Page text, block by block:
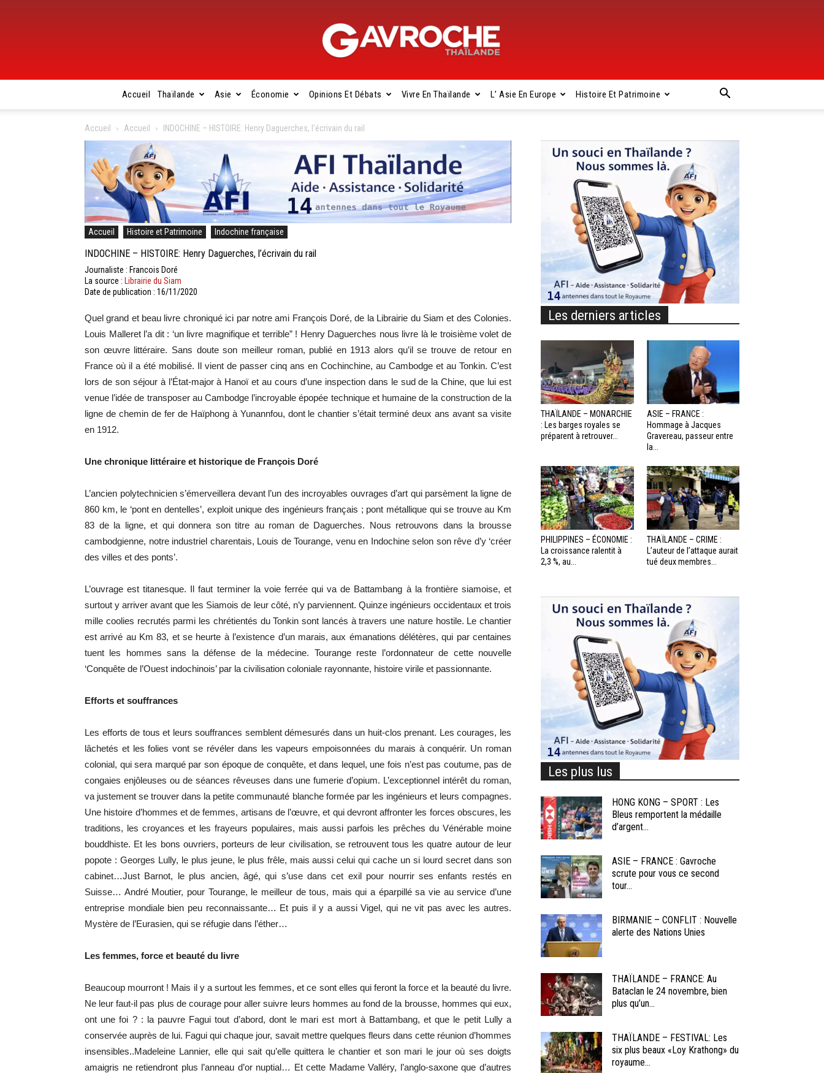
Gavroche
Thaïlande
Accueil Thaïlande Asie Économie Opinions Et Débats Vivre En Thaïlande L’ Asie En Europe Histoire Et Patrimoine
Accueil Accueil INDOCHINE – HISTOIRE: Henry Daguerches, l’écrivain du rail
Accueil Histoire et Patrimoine Indochine française
INDOCHINE – HISTOIRE: Henry Daguerches, l’écrivain du rail
Journaliste : Francois Doré
La source :
Librairie du Siam
Date de publication : 16/11/2020
Quel grand et beau livre chroniqué ici par notre ami François Doré, de la Librairie du Siam et des Colonies.
Louis Malleret l’a dit : ‘un livre magnifique et terrible” ! Henry Daguerches nous livre là le troisième volet de
son œuvre littéraire. Sans doute son meilleur roman, publié en 1913 alors qu’il se trouve de retour en
France où il a été mobilisé. Il vient de passer cinq ans en Cochinchine, au Cambodge et au Tonkin. C’est
lors de son séjour à l’État-major à Hanoï et au cours d’une inspection dans le sud de la Chine, que lui est
venue l’idée de transposer au Cambodge l’incroyable épopée technique et humaine de la construction de la
ligne de chemin de fer de Haïphong à Yunannfou, dont le chantier s’était terminé deux ans avant sa visite
en 1912.
Une chronique littéraire et historique de François Doré
L’ancien polytechnicien s’émerveillera devant l’un des incroyables ouvrages d’art qui parsèment la ligne de
860 km, le ‘pont en dentelles’, exploit unique des ingénieurs français ; pont métallique qui se trouve au Km
83 de la ligne, et qui donnera son titre au roman de Daguerches. Nous retrouvons dans la brousse
cambodgienne, notre industriel charentais, Louis de Tourange, venu en Indochine selon son rêve d’y ‘créer
des villes et des ponts’.
L’ouvrage est titanesque. Il faut terminer la voie ferrée qui va de Battambang à la frontière siamoise, et
surtout y arriver avant que les Siamois de leur côté, n’y parviennent. Quinze ingénieurs occidentaux et trois
mille coolies recrutés parmi les chrétientés du Tonkin sont lancés à travers une nature hostile. Le chantier
est arrivé au Km 83, et se heurte à l’existence d’un marais, aux émanations délétères, qui par centaines
tuent les hommes sans la défense de la médecine. Tourange reste l’ordonnateur de cette nouvelle
‘Conquête de l’Ouest indochinois’ par la civilisation coloniale rayonnante, histoire virile et passionnante.
Efforts et souffrances
Les efforts de tous et leurs souffrances semblent démesurés dans un huit-clos prenant. Les courages, les
lâchetés et les folies vont se révéler dans les vapeurs empoisonnées du marais à conquérir. Un roman
colonial, qui sera marqué par son époque de conquête, et dans lequel, une fois n’est pas coutume, pas de
congaies enjôleuses ou de séances rêveuses dans une fumerie d’opium. L’exceptionnel intérêt du roman,
va justement se trouver dans la petite communauté blanche formée par les ingénieurs et leurs compagnes.
Une histoire d’hommes et de femmes, artisans de l’œuvre, et qui devront affronter les forces obscures, les
traditions, les croyances et les frayeurs populaires, mais aussi parfois les prêches du Vénérable moine
bouddhiste. Et les bons ouvriers, porteurs de leur civilisation, se retrouvent tous les quatre autour de leur
popote : Georges Lully, le plus jeune, le plus frêle, mais aussi celui qui cache un si lourd secret dans son
cabinet…Just Barnot, le plus ancien, âgé, qui s’use dans cet exil pour nourrir ses enfants restés en
Suisse… André Moutier, pour Tourange, le meilleur de tous, mais qui a éparpillé sa vie au service d’une
entreprise mondiale bien peu reconnaissante… Et puis il y a aussi Vigel, qui ne vit pas avec les autres.
Mystère de l’Eurasien, qui se réfugie dans l’éther…
Les femmes, force et beauté du livre
Beaucoup mourront ! Mais il y a surtout les femmes, et ce sont elles qui feront la force et la beauté du livre.
Ne leur faut-il pas plus de courage pour aller suivre leurs hommes au fond de la brousse, hommes qui eux,
ont une foi ? : la pauvre Fagui tout d’abord, dont le mari est mort à Battambang, et que le petit Lully a
conservée auprès de lui. Fagui qui chaque jour, savait mettre quelques fleurs dans cette réunion d’hommes
insensibles..Madeleine Lannier, elle qui sait qu’elle quittera le chantier et son mari le jour où ses doigts
amaigris ne retiendront plus l’anneau d’or nuptial… Et cette Madame Valléry, l’anglo-saxone que d’autres
Les derniers articles
THAÏLANDE – MONARCHIE
: Les barges royales se
préparent à retrouver...
ASIE – FRANCE :
Hommage à Jacques
Gravereau, passeur entre
la...
PHILIPPINES – ÉCONOMIE :
La croissance ralentit à
2,3 %, au...
THAÏLANDE – CRIME :
L’auteur de l’attaque aurait
tué deux membres...
Les plus lus
HONG KONG – SPORT : Les
Bleus remportent la médaille
d’argent...
ASIE – FRANCE : Gavroche
scrute pour vous ce second
tour...
BIRMANIE – CONFLIT : Nouvelle
alerte des Nations Unies
THAÏLANDE – FRANCE: Au
Bataclan le 24 novembre, bien
plus qu’un...
THAÏLANDE – FESTIVAL: Les
six plus beaux «Loy Krathong» du
royaume...